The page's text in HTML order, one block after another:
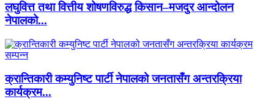
लघुवित्त तथा वित्तीय शोषणविरुद्ध किसान–मजदुर आन्दोलन
नेपालको...
क्रान्तिकारी कम्युनिष्ट पार्टी नेपालको जनतासँग अन्तरक्रिया
कार्यक्रम...